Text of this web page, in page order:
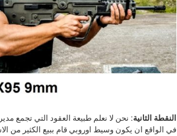
النقطة الثانية: نحن لا نعلم طبيعة العقود التي تجمع
في الواقع ان يكون وسيط اوروبي قام ببيع الكثير من